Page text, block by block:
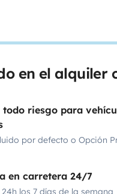
en el alquiler
todo riesgo para
por defecto o Opción
en carretera 24/7
los 7 días de la semana